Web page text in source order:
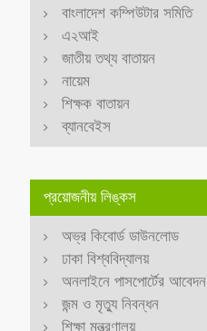
বাংলাদেশ কম্পিউটার সমিতি
এ২আই
জাতীয় তথ্য বাতায়ন
নায়েম
শিক্ষক বাতায়ন
ব্যানবেইস
প্রয়োজনীয় লিঙ্কস
অভ্র কিবোর্ড ডাউনলোড
ঢাকা বিশ্ববিদ্যালয়
অনলাইনে পাসপোর্টের আবেদন
জন্ম ও মৃত্যু নিবন্ধন
শিক্ষা মন্ত্রণালয়